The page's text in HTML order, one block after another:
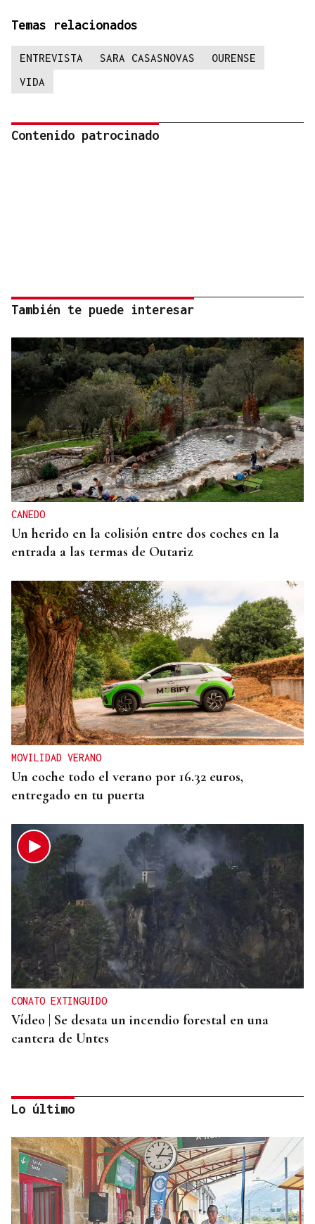
Temas relacionados
ENTREVISTA SARA CASASNOVAS
OURENSE
VIDA
Contenido patrocinado
También te puede interesar
CANEDO
Un herido en la colisión entre dos coches en la
entrada a las termas de Outariz
MOVILIDAD VERANO
Un coche todo el verano por 16.32 euros,
entregado en tu puerta
CONATO EXTINGUIDO
Vídeo | Se desata un incendio forestal en una
cantera de Untes
Lo último